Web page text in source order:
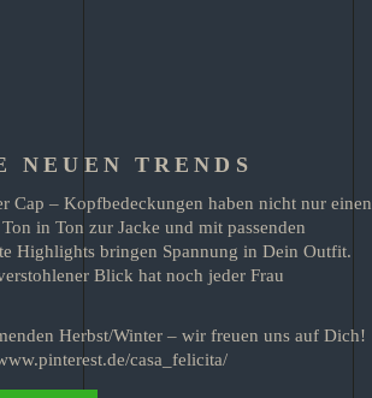
NEUEN TRENDS
Cap – Kopfbedeckungen haben nicht nur einen
in Ton zur Jacke und mit passenden
Highlights bringen Spannung in Dein Outfit.
Blick hat noch jeder Frau
Herbst/Winter – wir freuen uns auf Dich!
casa_felicita/